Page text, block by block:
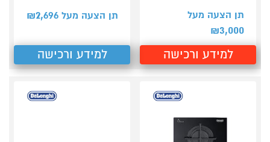
תן הצעה מעל
₪3,000
למידע ורכישה
תן הצעה מעל ₪ 2,696
למידע ורכישה